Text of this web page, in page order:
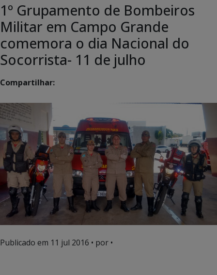
1º Grupamento de Bombeiros
Militar em Campo Grande
comemora o dia Nacional do
Socorrista- 11 de julho
Compartilhar:
Publicado em 11 jul 2016 • por •